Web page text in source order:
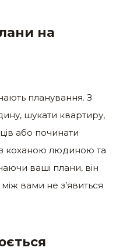
на
планування. З
шукати квартиру,
або починати
з коханою людиною та
ваші плани, він
вами не з’явиться